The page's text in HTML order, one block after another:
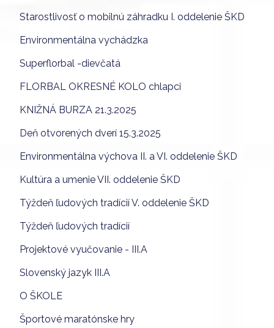
Starostlivosť o mobilnú záhradku I. oddelenie ŠKD
Environmentálna vychádzka
Superflorbal -dievčatá
FLORBAL OKRESNÉ KOLO chlapci
KNIŽNÁ BURZA 21.3.2025
Deň otvorených dverí 15.3.2025
Environmentálna výchova II. a VI. oddelenie ŠKD
Kultúra a umenie VII. oddelenie ŠKD
Týždeň ľudových tradícií V. oddelenie ŠKD
Týždeň ľudových tradícií
Projektové vyučovanie - III.A
Slovenský jazyk III.A
O ŠKOLE
Športové maratónske hry